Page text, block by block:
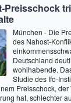
Preisschock
München - Die
des Nahost-
Deutschland
wohlhabende.
Studie des Ifo-
Preisschock,
hat, schlechter